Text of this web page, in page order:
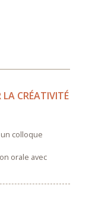
LA CRÉATIVITÉ
colloque
orale avec